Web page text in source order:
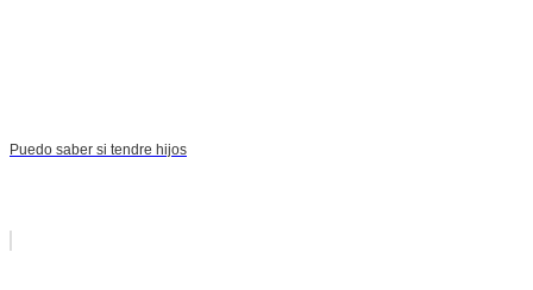
Puedo saber si tendre hijos